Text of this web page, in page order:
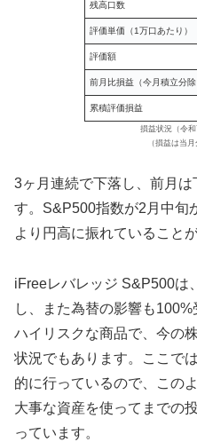
残高口数
評価単価（1万口あたり）
評価額
前月比損益（今月積立分除
累積評価損益
損益状況（令和
（損益は当
3ヶ月連続で下落し、前月
す。S&P500指数が2月中旬
より円高に振れていること
iFreeレバレッジ S&P500は
し、また為替の影響も
ハイリスクな商品で、今の
状況でもあります。ここで
的に行っているので、この
大事な資産を使ってまでの
っています。